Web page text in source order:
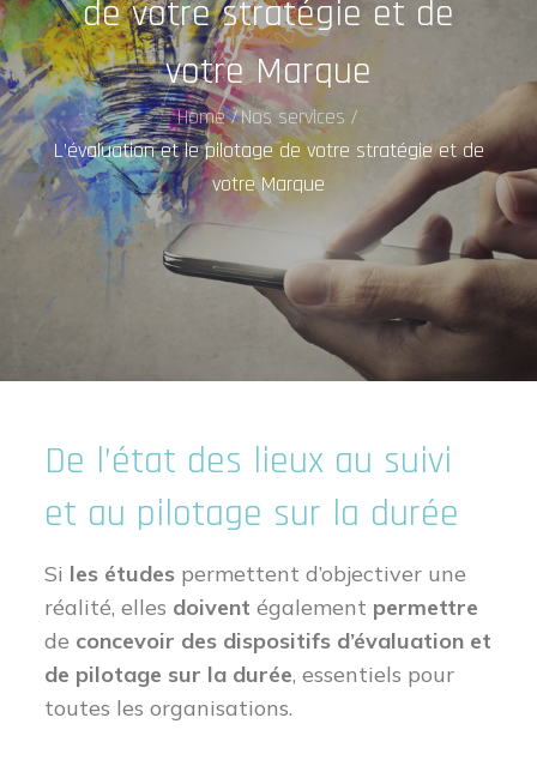
de votre stratégie et de
votre Marque
Home Nos services
L’évaluation et le pilotage de votre stratégie et de
votre Marque
De l’état des lieux au suivi
et au pilotage sur la durée
Si les études permettent d’objectiver une
réalité, elles doivent également permettre
de concevoir des dispositifs d’évaluation et
de pilotage sur la durée, essentiels pour
toutes les organisations.